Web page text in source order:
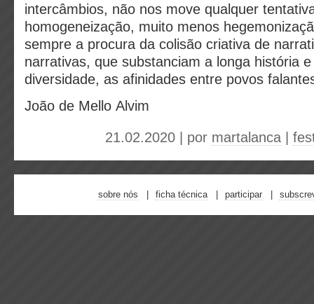
intercâmbios, não nos move qualquer
homogeneização, muito menos
sempre a procura da colisão criativa de
narrativas, que substanciam a longa história
diversidade, as afinidades entre povos
João de Mello Alvim
21.02.2020 | por martalanca
sobre nós ficha técnica participar